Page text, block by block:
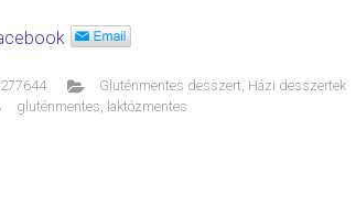
277644 Gluténmentes desszert, Házi desszertek
gluténmentes, laktózmentes